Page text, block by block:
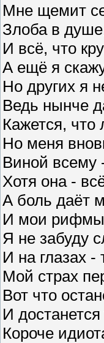
Мне щемит
Злоба в
И всё, что
А ещё я
Но других я
Ведь нынче
Кажется,
Но меня
Виной всему
Хотя она -
А боль даёт
И мои рифмы
Я не забуду
И на глазах -
Мой страх
Вот что
И
Короче